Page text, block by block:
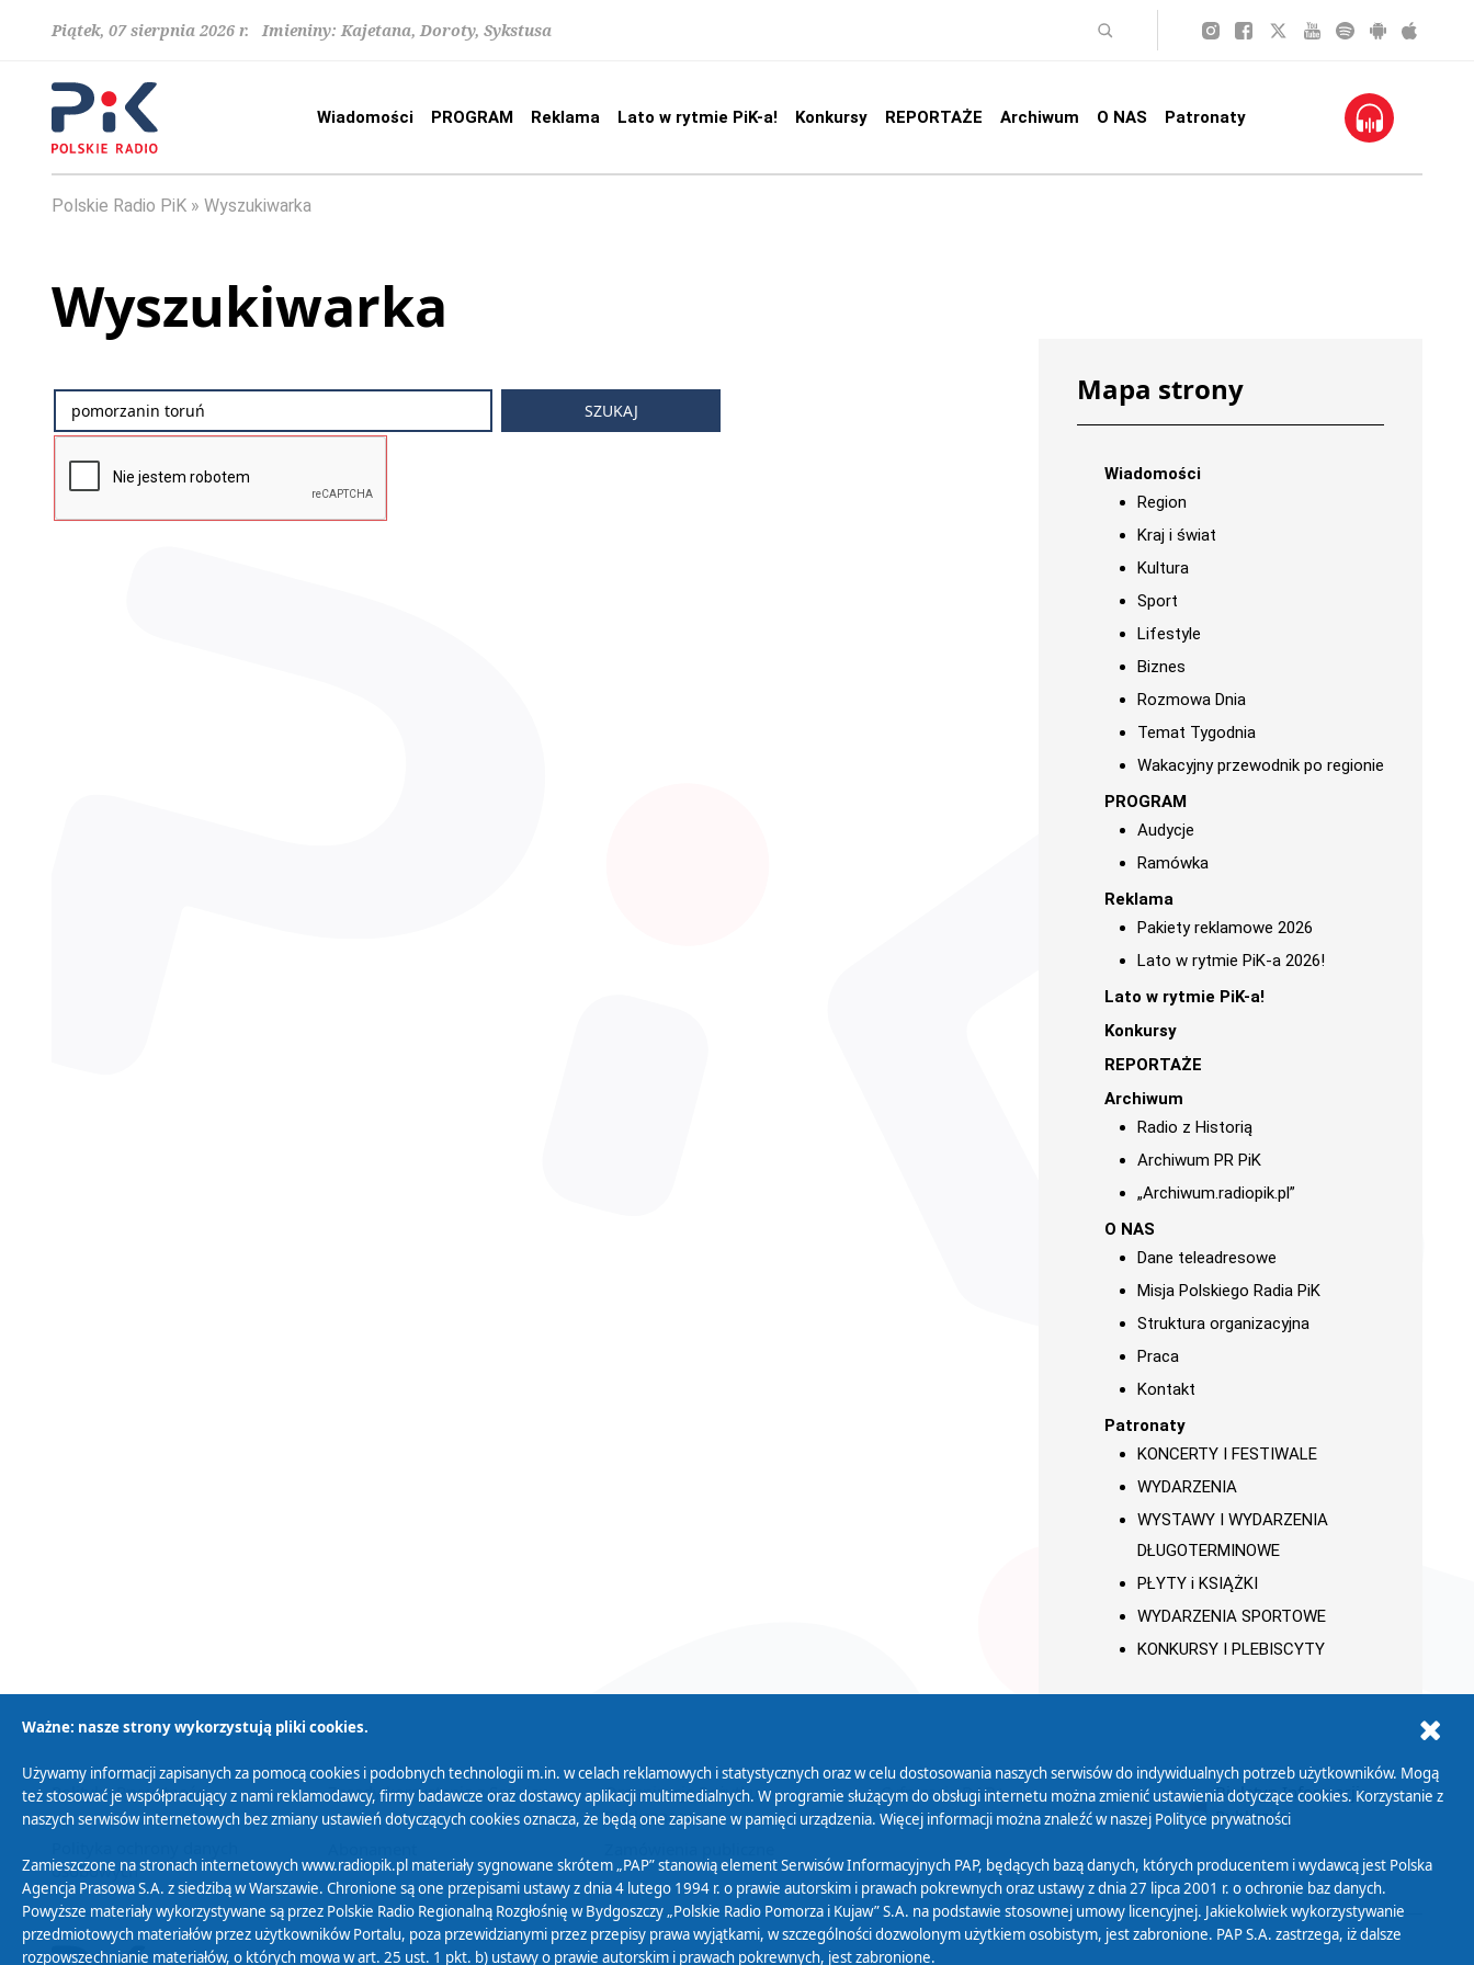
Piątek, 07 sierpnia 2026 r. Imieniny: Kajetana, Doroty, Sykstusa
Wiadomości PROGRAM Reklama Lato w rytmie PiK-a! Konkursy REPORTAŻE Archiwum O NAS Patronaty
Polskie Radio PiK Wyszukiwarka
Wyszukiwarka
Mapa strony
Wiadomości
Region
Kraj i świat
Kultura
Sport
Lifestyle
Biznes
Rozmowa Dnia
Temat Tygodnia
Wakacyjny przewodnik po regionie
PROGRAM
Audycje
Ramówka
Reklama
Pakiety reklamowe 2026
Lato w rytmie PiK-a 2026!
Lato w rytmie PiK-a!
Konkursy
REPORTAŻE
Archiwum
Radio z Historią
Archiwum PR PiK
„Archiwum.radiopik.pl”
O NAS
Dane teleadresowe
Misja Polskiego Radia PiK
Struktura organizacyjna
Praca
Kontakt
Patronaty
KONCERTY I FESTIWALE
WYDARZENIA
WYSTAWY I WYDARZENIA
DŁUGOTERMINOWE
PŁYTY i KSIĄŻKI
WYDARZENIA SPORTOWE
KONKURSY I PLEBISCYTY
Polityka Prywatności Zasady korzystania z Serwisu
Organizacje Pożytku
Publicznego
Cyfryzacja DAB+
osobowych
Biuletyn Informacji
Publicznej
Ważne: nasze strony wykorzystują pliki cookies.
Używamy informacji zapisanych za pomocą cookies i podobnych technologii m.in. w celach reklamowych i statystycznych oraz w celu dostosowania naszych serwisów do indywidualnych potrzeb użytkowników. Mogą
też stosować je współpracujący z nami reklamodawcy, firmy badawcze oraz dostawcy aplikacji multimedialnych. W programie służącym do obsługi internetu można zmienić ustawienia dotyczące cookies. Korzystanie z
naszych serwisów internetowych bez zmiany ustawień dotyczących cookies oznacza, że będą one zapisane w pamięci urządzenia. Więcej informacji można znaleźć w naszej Polityce prywatności
Zamieszczone na stronach internetowych www.radiopik.pl materiały sygnowane skrótem „PAP” stanowią element Serwisów Informacyjnych PAP, będących bazą danych, których producentem i wydawcą jest Polska
Agencja Prasowa S.A. z siedzibą w Warszawie. Chronione są one przepisami ustawy z dnia 4 lutego 1994 r. o prawie autorskim i prawach pokrewnych oraz ustawy z dnia 27 lipca 2001 r. o ochronie baz danych.
Powyższe materiały wykorzystywane są przez Polskie Radio Regionalną Rozgłośnię w Bydgoszczy „Polskie Radio Pomorza i Kujaw” S.A. na podstawie stosownej umowy licencyjnej. Jakiekolwiek wykorzystywanie
przedmiotowych materiałów przez użytkowników Portalu, poza przewidzianymi przez przepisy prawa wyjątkami, w szczególności dozwolonym użytkiem osobistym, jest zabronione. PAP S.A. zastrzega, iż dalsze
rozpowszechnianie materiałów, o których mowa w art. 25 ust. 1 pkt. b) ustawy o prawie autorskim i prawach pokrewnych, jest zabronione.